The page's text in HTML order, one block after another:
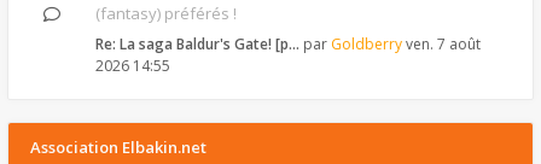
(fantasy) préférés !
Re: La saga Baldur's Gate! [p… par Goldberryven. 7 août
2026 14:55
Association Elbakin.net